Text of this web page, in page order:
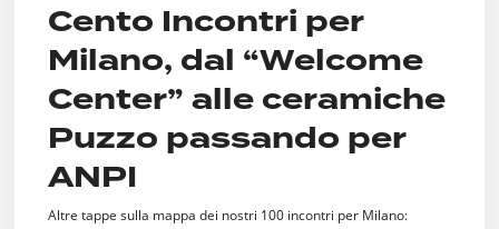
Cento Incontri per
Milano, dal “Welcome
Center” alle ceramiche
Puzzo passando per
ANPI
Altre tappe sulla mappa dei nostri 100 incontri per Milano: